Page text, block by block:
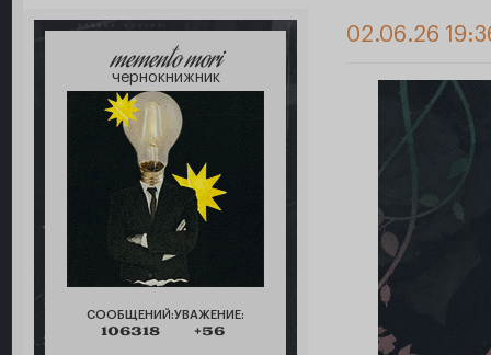
memento mori
чернокнижник
СООБЩЕНИЙ:
106318
УВАЖЕНИЕ:
+56
02.06.26